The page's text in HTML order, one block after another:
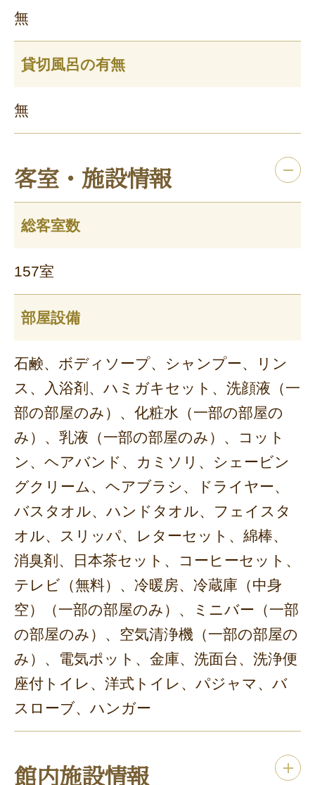
無
貸切風呂の有無
無
客室・施設情報
総客室数
157室
部屋設備
石鹸、ボディソープ、シャンプー、リン
ス、入浴剤、ハミガキセット、洗顔液（一
部の部屋のみ）、化粧水（一部の部屋の
み）、乳液（一部の部屋のみ）、コット
ン、ヘアバンド、カミソリ、シェービン
グクリーム、ヘアブラシ、ドライヤー、
バスタオル、ハンドタオル、フェイスタ
オル、スリッパ、レターセット、綿棒、
消臭剤、日本茶セット、コーヒーセット、
テレビ（無料）、冷暖房、冷蔵庫（中身
空）（一部の部屋のみ）、ミニバー（一部
の部屋のみ）、空気清浄機（一部の部屋の
み）、電気ポット、金庫、洗面台、洗浄便
座付トイレ、洋式トイレ、パジャマ、バ
スローブ、ハンガー
館内施設情報